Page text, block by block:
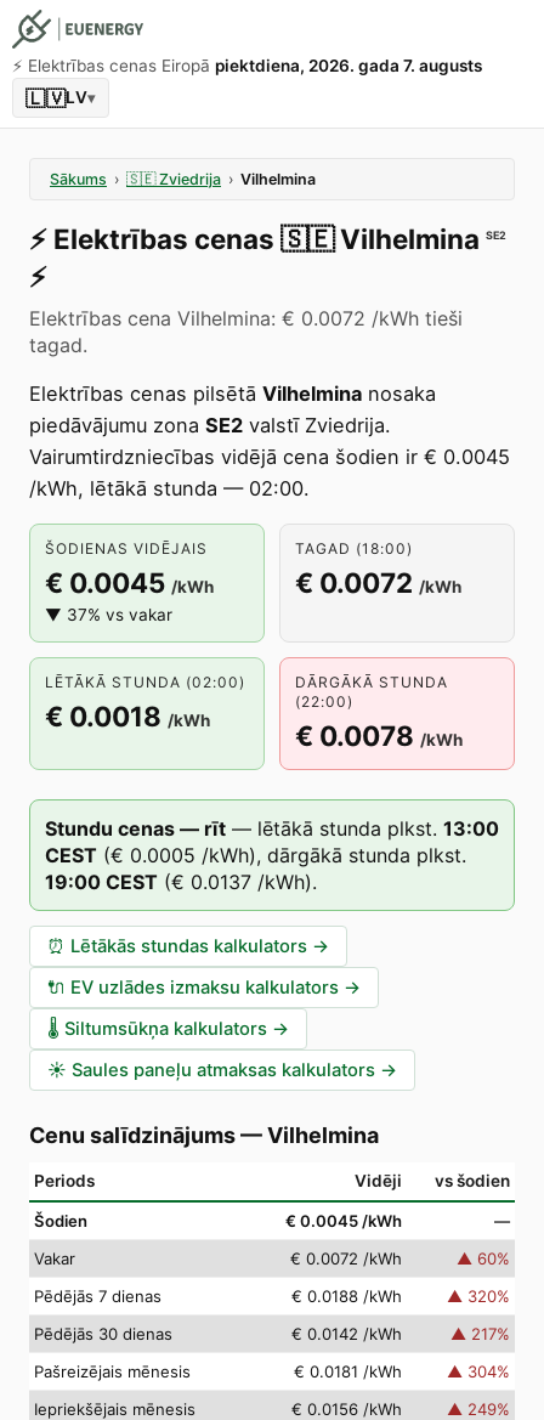
⚡️ Elektrības cenas Eiropā piektdiena, 2026. gada 7. augusts
🇱🇻LV▾
Sākums › 🇸🇪 Zviedrija › Vilhelmina
⚡️ Elektrības cenas 🇸🇪Vilhelmina SE2
⚡️
Elektrības cena Vilhelmina: € 0.0072 /kWh tieši
tagad.
Elektrības cenas pilsētā Vilhelmina nosaka
piedāvājumu zona SE2 valstī Zviedrija.
Vairumtirdzniecības vidējā cena šodien ir € 0.0045
/kWh, lētākā stunda — 02:00.
ŠODIENAS VIDĒJAIS
€ 0.0045 /kWh
▼ 37% vs vakar
TAGAD (18:00)
€ 0.0072 /kWh
LĒTĀKĀ STUNDA (02:00)
€ 0.0018 /kWh
DĀRGĀKĀ STUNDA
(22:00)
€ 0.0078 /kWh
Stundu cenas — rīt — lētākā stunda plkst. 13:00
CEST (€ 0.0005 /kWh), dārgākā stunda plkst.
19:00 CEST (€ 0.0137 /kWh).
⏰ Lētākās stundas kalkulators →
🔌 EV uzlādes izmaksu kalkulators →
🌡️ Siltumsūkņa kalkulators →
☀️ Saules paneļu atmaksas kalkulators →
Cenu salīdzinājums—Vilhelmina
Periods Vidēji vs šodien
Šodien € 0.0045 /kWh
—
Vakar
€ 0.0072 /kWh ▲ 60%
Pēdējās 7 dienas
€ 0.0188 /kWh ▲ 320%
Pēdējās 30 dienas
€ 0.0142 /kWh ▲ 217%
Pašreizējais mēnesis
€ 0.0181 /kWh ▲ 304%
Iepriekšējais mēnesis
€ 0.0156 /kWh ▲ 249%